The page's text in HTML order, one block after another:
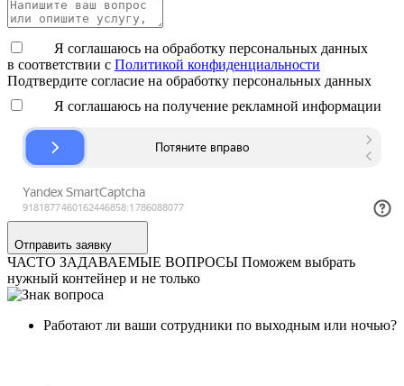
Я соглашаюсь на обработку персональных данных
в соответствии с Политикой конфиденциальности
Подтвердите согласие на обработку персональных данных
Я соглашаюсь на получение рекламной информации
Отправить заявку
ЧАСТО ЗАДАВАЕМЫЕ ВОПРОСЫ Поможем выбрать
нужный контейнер и не только
Работают ли ваши сотрудники по выходным или ночью?